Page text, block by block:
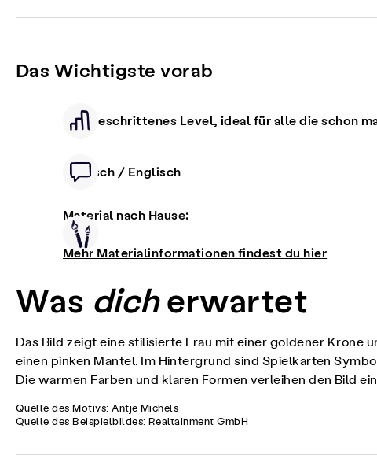
Das Wichtigste vorab
Fortgeschrittenes Level, ideal für alle die schon
Deutsch / Englisch
Material nach Hause:
Mehr Materialinformationen findest du hier
Was dicherwartet
Das Bild zeigt eine stilisierte Frau mit einer goldener Krone
einen pinken Mantel. Im Hintergrund sind Spielkarten
Die warmen Farben und klaren Formen verleihen den Bild
Quelle des Motivs: Antje Michels
Quelle des Beispielbildes: Realtainment GmbH